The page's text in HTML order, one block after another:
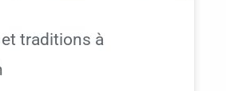
traditions à